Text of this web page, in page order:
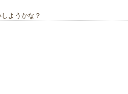
ようかな？